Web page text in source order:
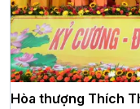
Hòa thượng Thích